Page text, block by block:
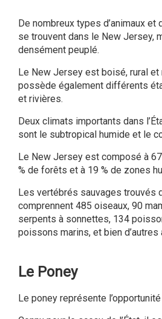
De nombreux types d’animaux et
se trouvent dans le New Jersey,
densément peuplé.
Le New Jersey est boisé, rural et
possède également différents
et rivières.
Deux climats importants dans
sont le subtropical humide et le
Le New Jersey est composé à 67
% de forêts et à 19 % de zones
Les vertébrés sauvages trouvés
comprennent 485 oiseaux, 90
serpents à sonnettes, 134
poissons marins, et bien d’autres
Le Poney
Le poney représente